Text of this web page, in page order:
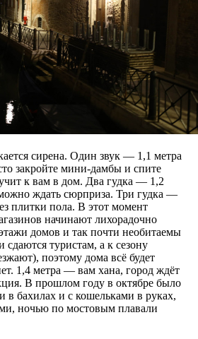
сирена. Один звук — 1,1 метра
закройте мини-дамбы и спите
к вам в дом. Два гудка — 1,2
ждать сюрприза. Три гудка —
плитки пола. В этот момент
начинают лихорадочно
домов и так почти необитаемы
сдаются туристам, а к сезону
поэтому дома всё будет
1,4 метра — вам хана, город ждёт
В прошлом году в октябре было
бахилах и с кошельками в руках,
ночью по мостовым плавали